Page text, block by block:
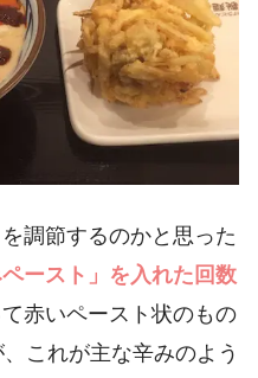
調節するのかと思った
ペースト」を入れた回数
赤いペースト状のもの
これが主な辛みのよう